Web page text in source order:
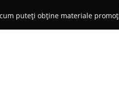
puteți obține materiale